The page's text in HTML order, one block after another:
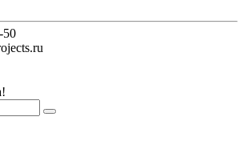
50